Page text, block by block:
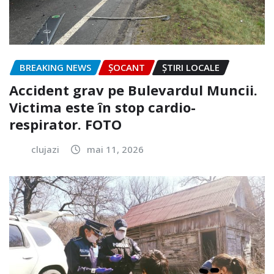
BREAKING NEWS ȘOCANT ȘTIRI LOCALE
Accident grav pe Bulevardul Muncii.
Victima este în stop cardio-
respirator. FOTO
clujazi mai 11, 2026